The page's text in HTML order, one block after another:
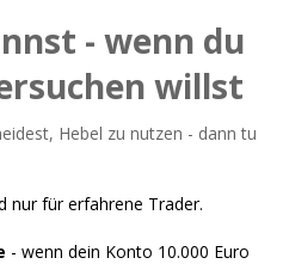
- wenn du
willst
Hebel zu nutzen - dann tu
nur für erfahrene Trader.
- wenn dein Konto 10.000 Euro